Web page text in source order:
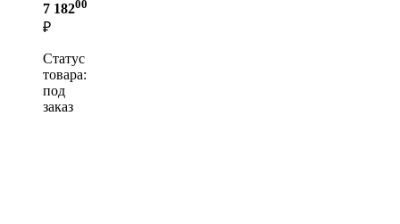
7 18200
₽
Статус
товара:
под
заказ